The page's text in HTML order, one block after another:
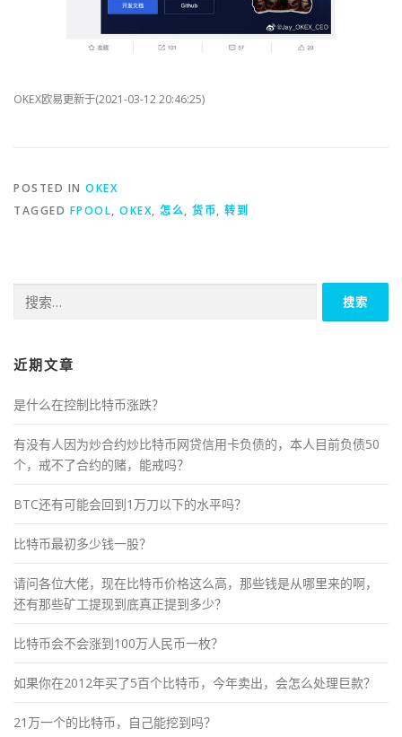
OKEX欧易更新于(2021-03-12 20:46:25)
POSTED IN OKEX
TAGGED FPOOL, OKEX, 怎么, 货币, 转到
索：
近期文章
是什么在控制比特币涨跌？
有没有人因为炒合约炒比特币网贷信用卡负债的，本人目前负债50
个，戒不了合约的赌，能戒吗？
BTC还有可能会回到1万刀以下的水平吗？
比特币最初多少钱一股？
请问各位大佬，现在比特币价格这么高，那些钱是从哪里来的啊，
还有那些矿工提现到底真正提到多少？
比特币会不会涨到100万人民币一枚？
如果你在2012年买了5百个比特币，今年卖出，会怎么处理巨款？
21万一个的比特币，自己能挖到吗？